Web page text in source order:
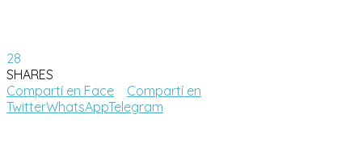
28
SHARES
Compartí en Face
Compartí en
TwitterWhatsAppTelegram